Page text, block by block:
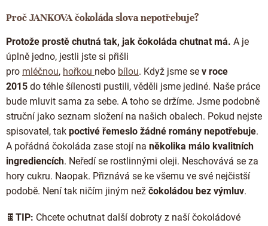
Proč JANKOVA čokoláda slova nepotřebuje?
Protože prostě chutná tak, jak čokoláda chutnat má. A je
úplně jedno, jestli jste si přišli
pro mléčnou, hořkou nebo bílou. Když jsme se v roce
2015 do téhle šílenosti pustili, věděli jsme jediné. Naše práce
bude mluvit sama za sebe. A toho se držíme. Jsme podobně
struční jako seznam složení na našich obalech. Pokud nejste
spisovatel, tak poctivé řemeslo žádné romány nepotřebuje.
A pořádná čokoláda zase stojí na několika málo kvalitních
ingrediencích. Neředí se rostlinnými oleji. Neschovává se za
hory cukru. Naopak. Přiznává se ke všemu ve své nejčistší
podobě. Není tak ničím jiným než čokoládou bez výmluv.
🍫 TIP: Chcete ochutnat další dobroty z naší čokoládové